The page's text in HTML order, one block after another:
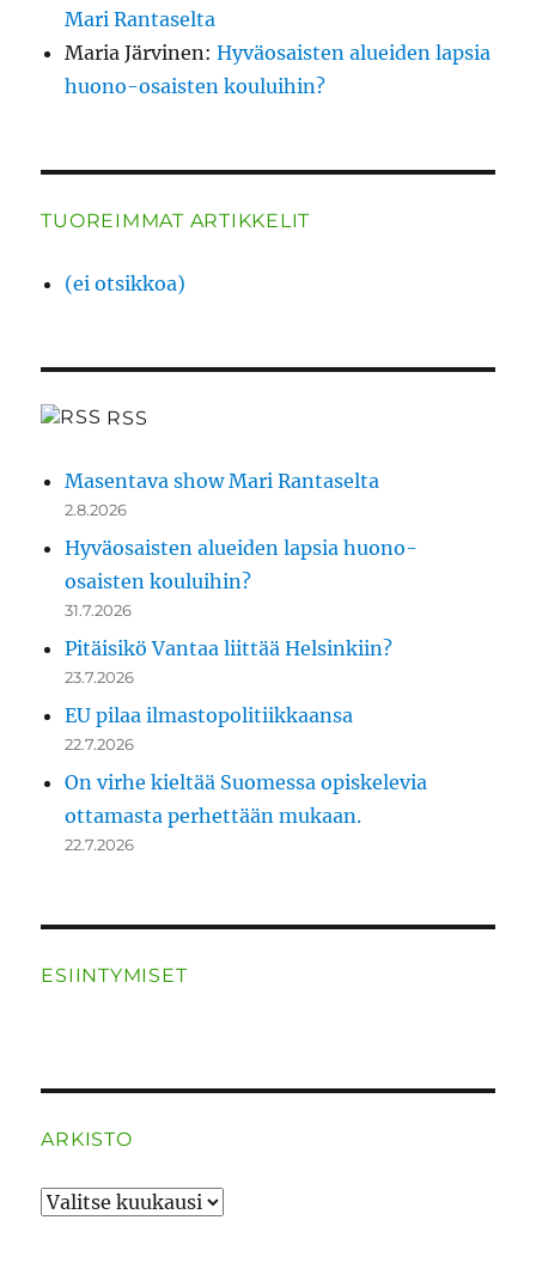
Mari Rantaselta
Maria Järvinen:Hyväosaisten alueiden lapsia
huono-osaisten kouluihin?
TUOREIMMAT ARTIKKELIT
(ei otsikkoa)
RSS
Masentava show Mari Rantaselta
2.8.2026
Hyväosaisten alueiden lapsia huono-
osaisten kouluihin?
31.7.2026
Pitäisikö Vantaa liittää Helsinkiin?
23.7.2026
EU pilaa ilmastopolitiikkaansa
22.7.2026
On virhe kieltää Suomessa opiskelevia
ottamasta perhettään mukaan.
22.7.2026
ESIINTYMISET
ARKISTO
ARKISTO